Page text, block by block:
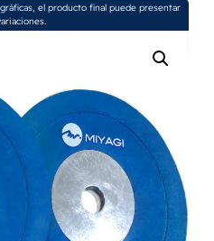
el producto final puede presentar